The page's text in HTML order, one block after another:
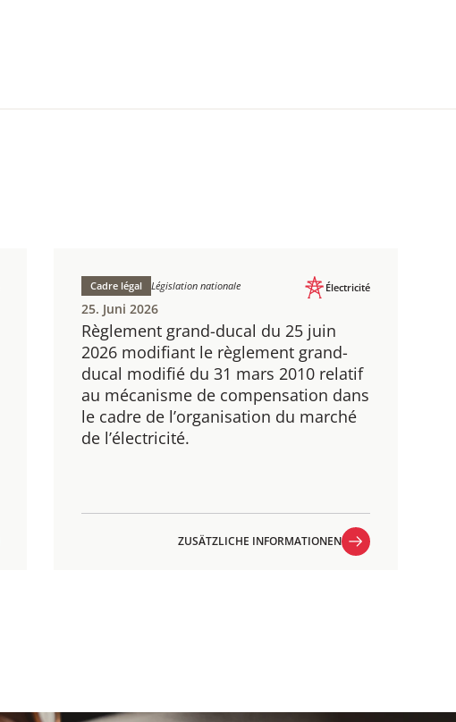
Règlement grand-ducal du 25 juin
2026 modifiant le règlement grand-
ducal modifié du 31 mars 2010 relatif
au mécanisme de compensation dans
le cadre de l’organisation du marché
de l’électricité.
Cadre légal Législation nationale Électricité
25. Juni 2026
ZUSÄTZLICHE INFORMATIONEN